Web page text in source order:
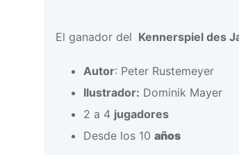
El ganador del Kennerspiel des
Autor: Peter Rustemeyer
Ilustrador: Dominik Mayer
2 a 4 jugadores
Desde los 10 años